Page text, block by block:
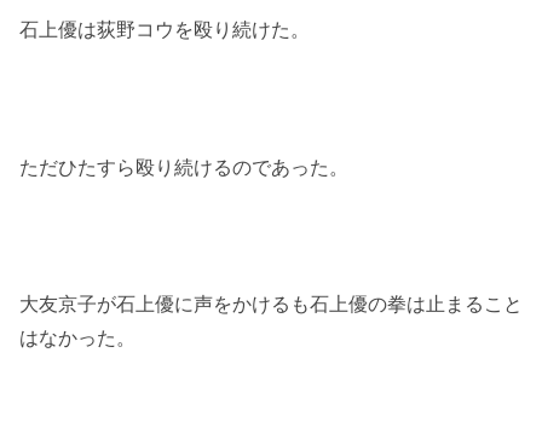
石上優は荻野コウを殴り続けた。
ただひたすら殴り続けるのであった。
大友京子が石上優に声をかけるも石上優の拳は止まること
はなかった。